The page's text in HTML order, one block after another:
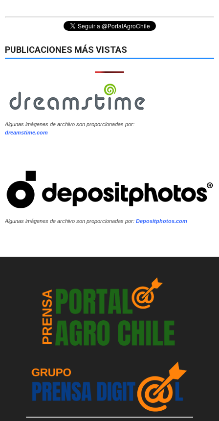
PUBLICACIONES MÁS VISTAS
Algunas imágenes de archivo son proporcionadas por:
dreamstime.com
Algunas imágenes de archivo son proporcionadas por: Depositphotos.com